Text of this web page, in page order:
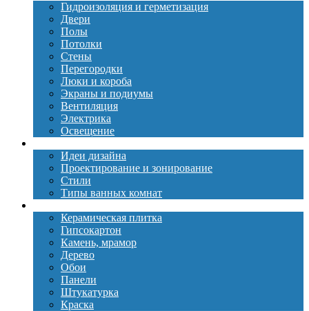
Гидроизоляция и герметизация
Двери
Полы
Потолки
Стены
Перегородки
Люки и короба
Экраны и подиумы
Вентиляция
Электрика
Освещение
Идеи дизайна
Проектирование и зонирование
Стили
Типы ванных комнат
Керамическая плитка
Гипсокартон
Камень, мрамор
Дерево
Обои
Панели
Штукатурка
Краска